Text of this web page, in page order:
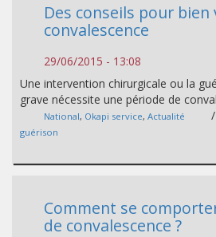
Des conseils pour bien
convalescence
29/06/2015 - 13:08
Une intervention chirurgicale ou la
grave nécessite une période de
National, Okapi service, Actualité /
guérison
Comment se
de convalescence ?